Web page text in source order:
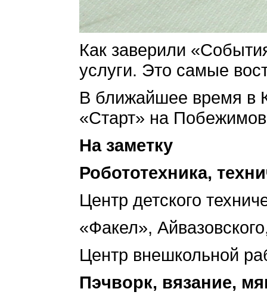
Как заверили
услуги. Это самые
В ближайшее время в
«Старт» на
На заметку
Робототехника,
Центр детского
«Факел»,
Центр внешкольной
Пэчворк, вязание,